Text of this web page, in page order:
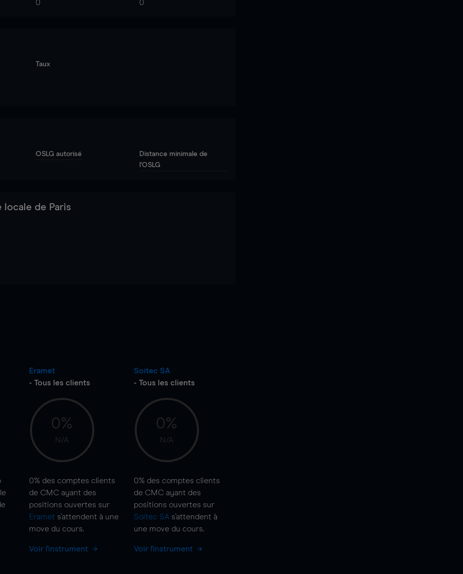
0 0
Taux
OSLG autorisé
Distance minimale de
l'OSLG
locale de Paris
Eramet
- Tous les clients
0%
N/A
0% des comptes clients
de CMC ayant des
positions ouvertes sur
Eramet s'attendent à une
move du cours.
Voir l'instrument
Soitec SA
- Tous les clients
0%
N/A
0% des comptes clients
de CMC ayant des
positions ouvertes sur
Soitec SA s'attendent à
une move du cours.
Voir l'instrument